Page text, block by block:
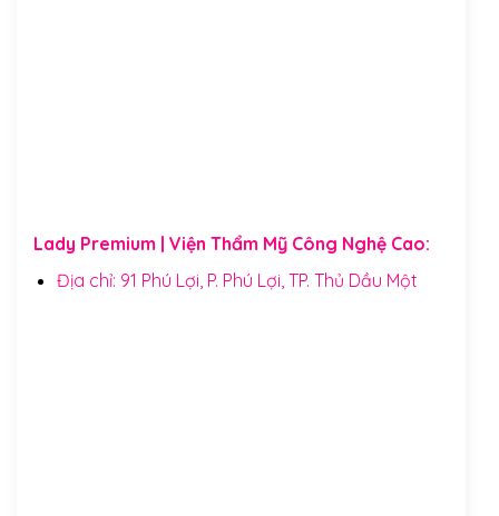
Lady Premium | Viện Thẩm Mỹ Công Nghệ Cao:
Địa chỉ: 91 Phú Lợi, P. Phú Lợi, TP. Thủ Dầu Một